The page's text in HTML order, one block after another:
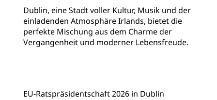
Dublin, eine Stadt voller Kultur, Musik und der
einladenden Atmosphäre Irlands, bietet die
perfekte Mischung aus dem Charme der
Vergangenheit und moderner Lebensfreude.
EU-Ratspräsidentschaft 2026 in Dublin